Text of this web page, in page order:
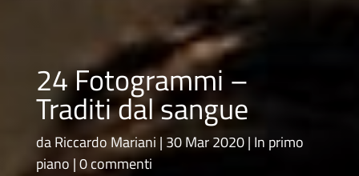
24 Fotogrammi –
Traditi dal sangue
daRiccardo Mariani 30 Mar 2020 In primo
piano 0 commenti